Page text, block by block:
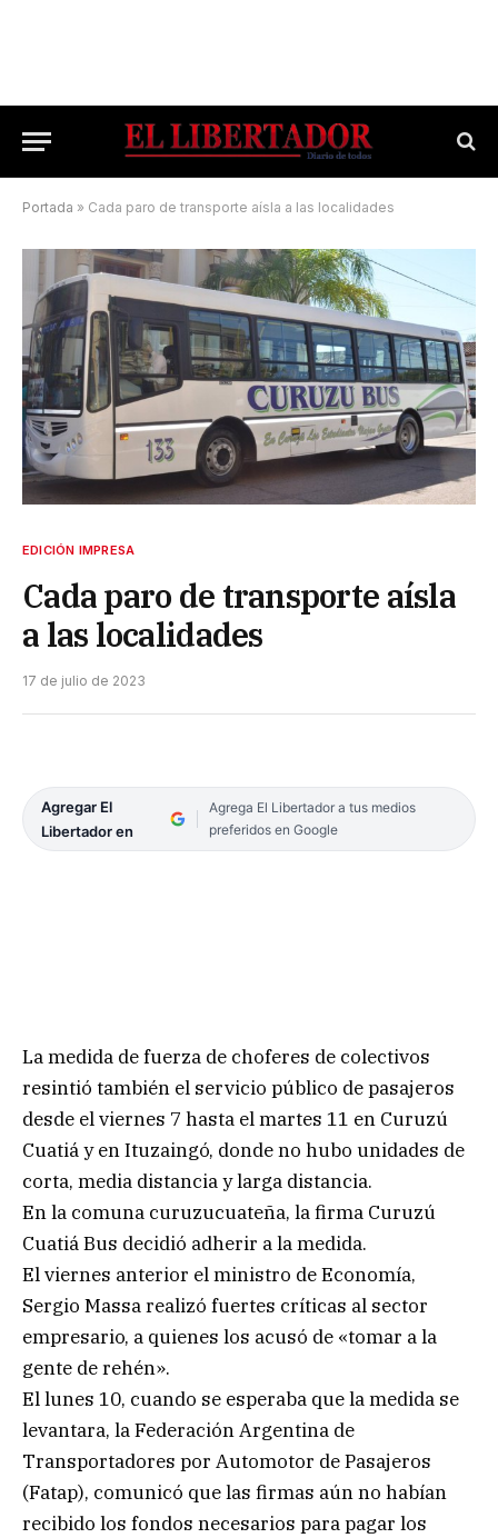
Portada » Cada paro de transporte aísla a las localidades
EDICIÓN IMPRESA
Cada paro de transporte aísla
a las localidades
17 de julio de 2023
Agregar El
Libertador en
Agrega El Libertador a tus medios
preferidos en Google
La medida de fuerza de choferes de colectivos
resintió también el servicio público de pasajeros
desde el viernes 7 hasta el martes 11 en Curuzú
Cuatiá y en Ituzaingó, donde no hubo unidades de
corta, media distancia y larga distancia.
En la comuna curuzucuateña, la firma Curuzú
Cuatiá Bus decidió adherir a la medida.
El viernes anterior el ministro de Economía,
Sergio Massa realizó fuertes críticas al sector
empresario, a quienes los acusó de «tomar a la
gente de rehén».
El lunes 10, cuando se esperaba que la medida se
levantara, la Federación Argentina de
Transportadores por Automotor de Pasajeros
(Fatap), comunicó que las firmas aún no habían
recibido los fondos necesarios para pagar los